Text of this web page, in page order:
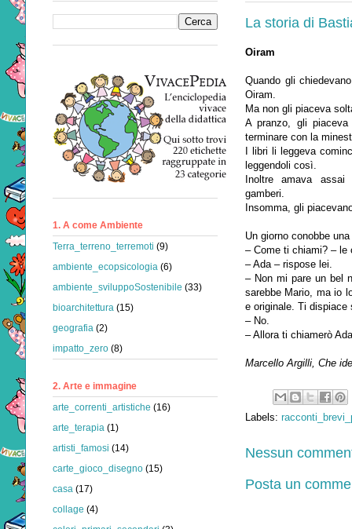
La storia di
Oiram
Quando gli
Oiram.
Ma non gli piaceva
A pranzo, gli
terminare con la
I libri li leggeva
leggendoli così.
Inoltre amava assai
gamberi.
Insomma, gli
Un giorno conobbe
– Come ti chiami? – le
– Ada – rispose lei.
– Non mi pare un bel
sarebbe Mario, ma io
e originale. Ti dispiace
– No.
– Allora ti chiamerò
Marcello Argilli, Che
Labels:
Nessun
Posta un
1. A come Ambiente
Terra_terreno_terremoti (9)
ambiente_ecopsicologia (6)
ambiente_sviluppoSostenibile (33)
bioarchitettura (15)
geografia (2)
impatto_zero (8)
2. Arte e immagine
arte_correnti_artistiche (16)
arte_terapia (1)
artisti_famosi (14)
carte_gioco_disegno (15)
casa (17)
collage (4)